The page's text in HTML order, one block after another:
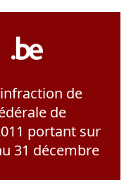
de
de
portant sur
31 décembre